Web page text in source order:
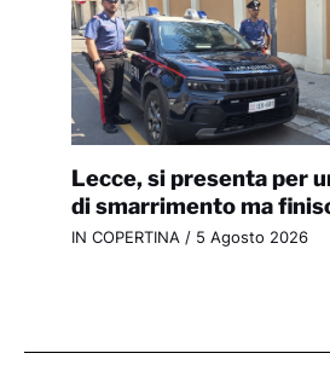
Lecce, si presenta per
di smarrimento ma
IN COPERTINA/ 5 Agosto 2026